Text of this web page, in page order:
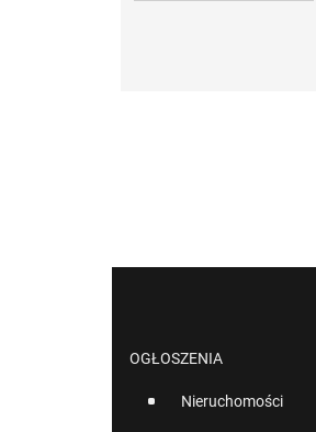
OGŁOSZENIA
Nieruchomości